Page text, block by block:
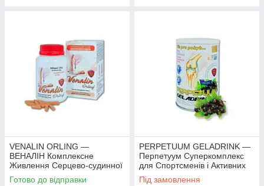
VENALIN ORLING —
ВЕНАЛІН Комплексне
Живлення Серцево-судинної
Системи 360 капсул
Готово до відправки
PERPETUUM GELADRINK —
Перпетуум Суперкомплекс
для Спортсменів і Активних
Людей порошок 500 г
Під замовлення